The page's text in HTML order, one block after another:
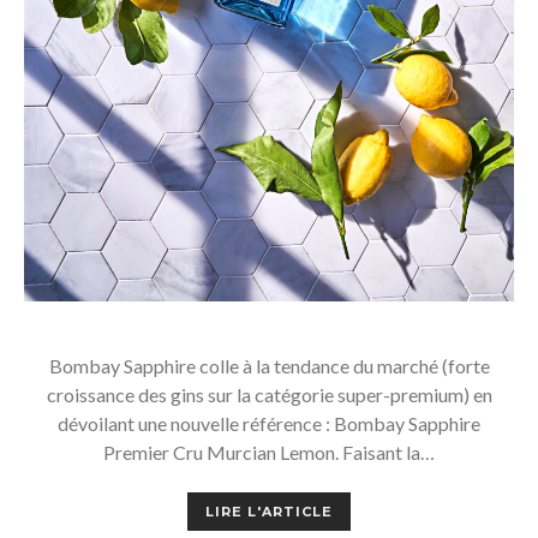
Bombay Sapphire colle à la tendance du marché (forte
croissance des gins sur la catégorie super-premium) en
dévoilant une nouvelle référence : Bombay Sapphire
Premier Cru Murcian Lemon. Faisant la…
LIRE L'ARTICLE